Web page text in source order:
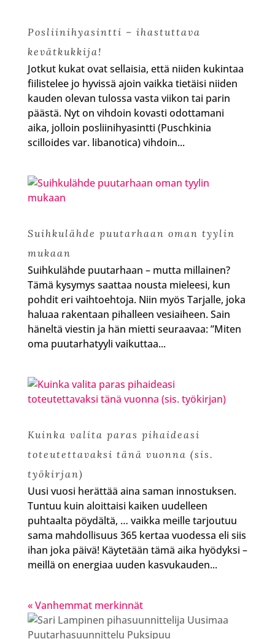
Posliinihyasintti – ihastuttava
kevätkukkija!
Jotkut kukat ovat sellaisia, että niiden kukintaa
fiilistelee jo hyvissä ajoin vaikka tietäisi niiden
kauden olevan tulossa vasta viikon tai parin
päästä. Nyt on vihdoin kovasti odottamani
aika, jolloin posliinihyasintti (Puschkinia
scilloides var. libanotica) vihdoin...
Suihkulähde puutarhaan oman tyylin
mukaan
Suihkulähde puutarhaan – mutta millainen?
Tämä kysymys saattaa nousta mieleesi, kun
pohdit eri vaihtoehtoja. Niin myös Tarjalle, joka
haluaa rakentaan pihalleen vesiaiheen. Sain
häneltä viestin ja hän mietti seuraavaa: ”Miten
oma puutarhatyyli vaikuttaa...
Kuinka valita paras pihaideasi
toteutettavaksi tänä vuonna (sis.
työkirjan)
Uusi vuosi herättää aina saman innostuksen.
Tuntuu kuin aloittaisi kaiken uudelleen
puhtaalta pöydältä, … vaikka meille tarjoutuu
sama mahdollisuus 365 kertaa vuodessa eli siis
ihan joka päivä! Käytetään tämä aika hyödyksi –
meillä on energiaa uuden kasvukauden...
« Vanhemmat merkinnät